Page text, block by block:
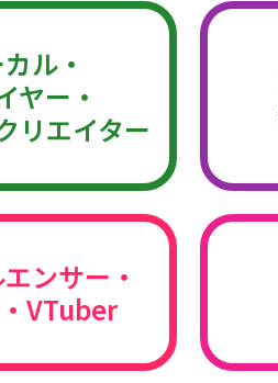
ル・
ヤー・
リエイター
ンサー・
VTuber